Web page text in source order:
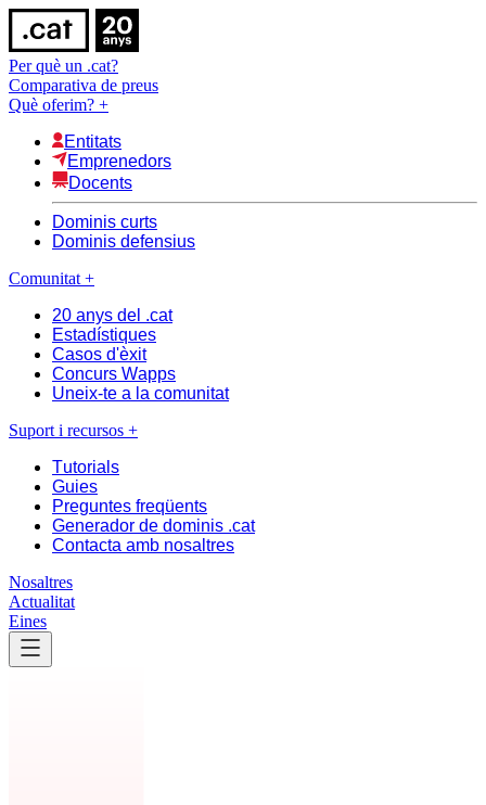
Per què un .cat?
Comparativa de preus
Què oferim? +
Entitats
Emprenedors
Docents
Dominis curts
Dominis defensius
Comunitat +
20 anys del .cat
Estadístiques
Casos d'èxit
Concurs Wapps
Uneix-te a la comunitat
Suport i recursos +
Tutorials
Guies
Preguntes freqüents
Generador de dominis .cat
Contacta amb nosaltres
Nosaltres
Actualitat
Eines